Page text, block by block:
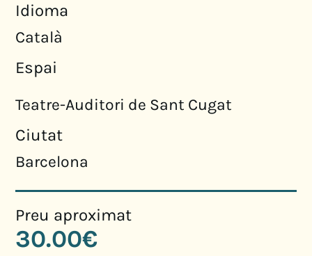
Idioma
Català
Espai
Teatre-Auditori de Sant Cugat
Ciutat
Barcelona
Preu aproximat
30.00€